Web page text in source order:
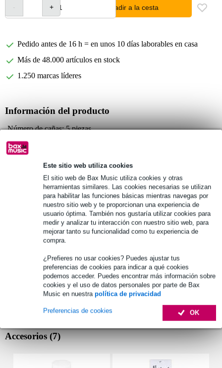
Este sitio web utiliza cookies
El sitio web de Bax Music utiliza cookies y otras
herramientas similares. Las cookies necesarias se utilizan
para habilitar las funciones básicas mientras navegas por
nuestro sitio web y te proporcionan una experiencia de
usuario óptima. También nos gustaría utilizar cookies para
medir y analizar tu interacción con nuestro sitio web, para
mejorar tanto su funcionalidad como tu experiencia de
compra.
¿Prefieres no usar cookies? Puedes ajustar tus
preferencias de cookies para indicar a qué cookies
podemos acceder. Puedes encontrar más información sobre
cookies y el uso de datos personales por parte de Bax
Music en nuestra política de privacidad
OK
Preferencias de cookies
añadir a la cesta
Pedido antes de 16 h = en unos 10 días laborables en casa
Más de 48.000 artículos en stock
1.250 marcas líderes
Información del producto
Número de cañas: 5 piezas
Tipo: Sin pelar
Fuerza de la caña: Media (3)
Especificaciones completas
Véase también (9)
Accesorios (7)